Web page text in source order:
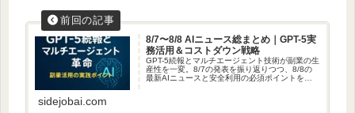
8/7〜8/8 AIニュース総まとめ｜GPT-5実
務活用＆コストダウン戦略
GPT-5続報とマルチエージェント技術が副業の生
産性を一変。8/7の発表を振り返りつつ、8/8の
最新AIニュースと安全利用の必須ポイントを解
sidejobai.com